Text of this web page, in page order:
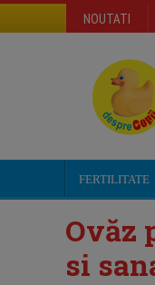
NOUTATI
FERTILITATE
Ovăz
si